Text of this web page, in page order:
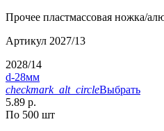
Прочее пластмассовая ножка/
Артикул 2027/13
2028/14
d-28мм
checkmark_alt_circleВыбрать
5.89 р.
По 500 шт